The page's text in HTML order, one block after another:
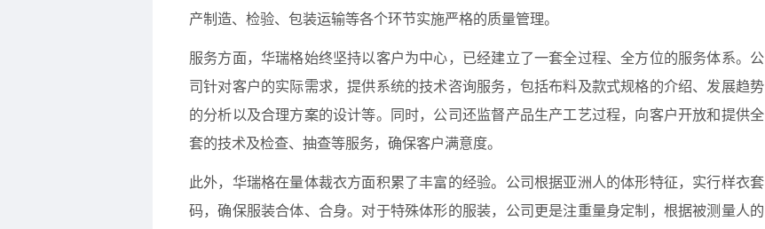
产制造、检验、包装运输等各个环节实施严格的质量管理。
服务方面，华瑞格始终坚持以客户为中心，已经建立了一套全过程、全方位的服务体系。公
司针对客户的实际需求，提供系统的技术咨询服务，包括布料及款式规格的介绍、发展趋势
的分析以及合理方案的设计等。同时，公司还监督产品生产工艺过程，向客户开放和提供全
套的技术及检查、抽查等服务，确保客户满意度。
此外，华瑞格在量体裁衣方面积累了丰富的经验。公司根据亚洲人的体形特征，实行样衣套
码，确保服装合体、合身。对于特殊体形的服装，公司更是注重量身定制，根据被测量人的